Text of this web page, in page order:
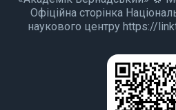
Офіційна сторінка
наукового центру https://